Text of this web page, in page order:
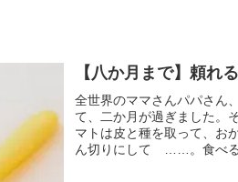
【八か月まで】頼れ
全世界のママさんパパさん
て、二か月が過ぎました。
マトは皮と種を取って、お
ん切りにして ……。食べる